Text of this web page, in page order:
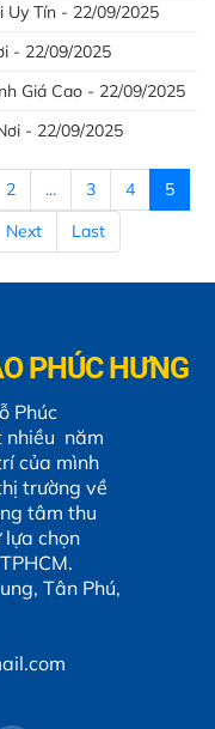
Uy Tín - 22/09/2025
- 22/09/2025
Giá Cao - 22/09/2025
- 22/09/2025
2 ... 3 4
5
Next Last
PHÚC HƯNG
Phúc
nhiều năm
của mình
trường về
tâm thu
lựa chọn
Tân Phú,